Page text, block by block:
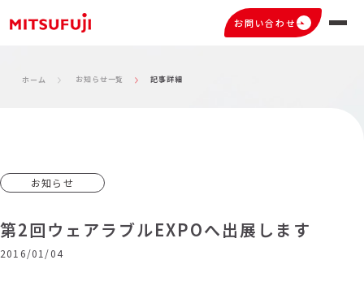
お問い合わせ
ホーム お知らせ一覧 記事詳細
お知らせ
第2回ウェアラブルEXPOへ出展します
2016/01/04